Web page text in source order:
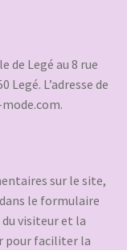
Ouvrir
le
de Legé au 8 rue
Legé. L’adresse de
sur le site,
le formulaire
du visiteur et la
pour faciliter la